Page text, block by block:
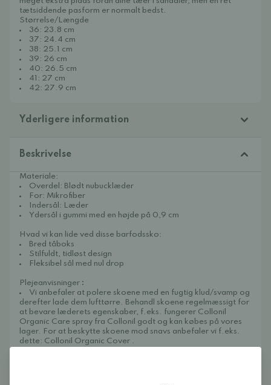
tætsiddende pasform er normalt bedst.
Størrelse/Længde
36: 23.8 cm
37: 24.4 cm
38: 25.1 cm
39: 26 cm
40: 26.5 cm
41: 27 cm
42: 27.9 cm
Yderligere information
Beskrivelse
Materiale:
Overdel: Blødt nubucklæder
For: Mikrofiber
Indersål: Læder
Ydersål i gummi med en højde på 0,9 cm
Hvad vi kan lide ved disse barfodssko:
Bred tåboks
Stilfuldt, tidløst design
Fleksibel sål med nul drop
Plejeanvisninger :
Vi anbefaler at polere skoene med en fugtig klud/svamp og
derefter lade dem lufttørre. Behandl skoene regelmæssigt for
at bevare læderets egenskaber, f.eks. fungerer Collonil
Organic Care spray fra Collonil godt og kan købes på vores
lager. For at beskytte skoene mod snavs anbefaler vi f.eks.
dette: Collonil Organic Cover .